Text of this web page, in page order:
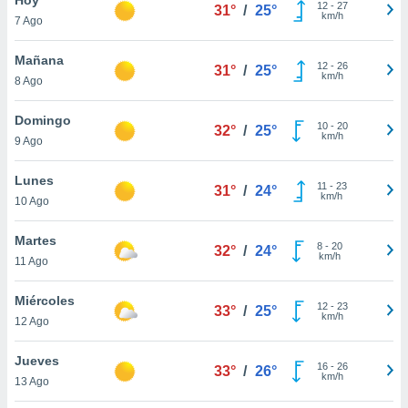
y
en
más
de
7 Ago
31° / 25° 12- 27
km/h
Mañana
8 Ago
31° / 25° 12- 26
km/h
Domingo
9 Ago
32° / 25° 10- 20
km/h
Lunes
10 Ago
31° / 24° 11 - 23
km/h
Martes
11 Ago
32° / 24° 8- 20
km/h
Miércoles
12 Ago
33° / 25° 12- 23
km/h
Jueves
13 Ago
33° / 26° 16- 26
km/h